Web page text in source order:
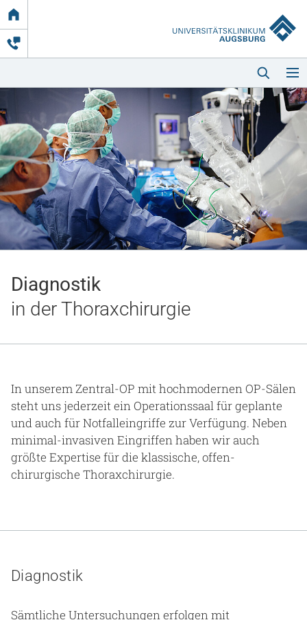
Link
zur
Startseite
Startseite
Kliniken & Einrichtungen
Zuweisende
Beruf & Karriere
Notaufnahme
Diagnostik
in der Thoraxchirurgie
In unserem Zentral-OP mit hochmodernen OP-Sälen
steht uns jederzeit ein Operationssaal für geplante
und auch für Notfalleingriffe zur Verfügung. Neben
minimal-invasiven Eingriffen haben wir auch
größte Expertise für die klassische, offen-
chirurgische Thoraxchirurgie.
Diagnostik
Sämtliche Untersuchungen erfolgen mit